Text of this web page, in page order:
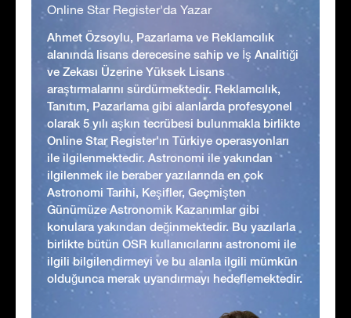
Online Star Register'da Yazar
Ahmet Özsoylu, Pazarlama ve Reklamcılık
alanında lisans derecesine sahip ve İş Analitiği
ve Zekası Üzerine Yüksek Lisans
araştırmalarını sürdürmektedir. Reklamcılık,
Tanıtım, Pazarlama gibi alanlarda profesyonel
olarak 5 yılı aşkın tecrübesi bulunmakla birlikte
Online Star Register'ın Türkiye operasyonları
ile ilgilenmektedir. Astronomi ile yakından
ilgilenmek ile beraber yazılarında en çok
Astronomi Tarihi, Keşifler, Geçmişten
Günümüze Astronomik Kazanımlar gibi
konulara yakından değinmektedir. Bu yazılarla
birlikte bütün OSR kullanıcılarını astronomi ile
ilgili bilgilendirmeyi ve bu alanla ilgili mümkün
olduğunca merak uyandırmayı hedeflemektedir.